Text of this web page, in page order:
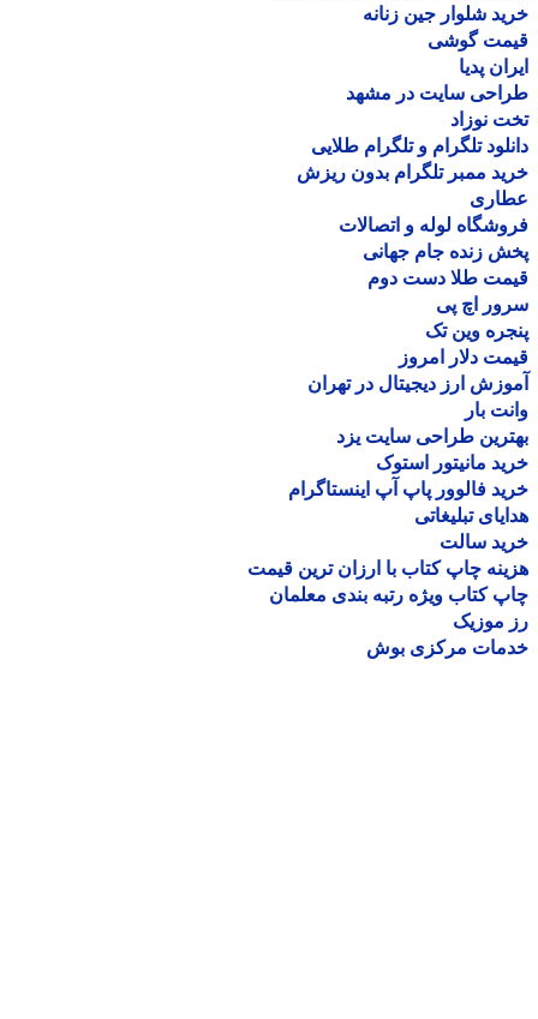
شلوار جین زنانه
گوشی
پدیا
سایت در مشهد
نوزاد
تلگرام و تلگرام طلایی
ممبر تلگرام بدون ریزش
لوله و اتصالات
زنده جام جهانی
طلا دست دوم
اچ پی
وین تک
دلار امروز
ارز دیجیتال در تهران
بار
طراحی سایت یزد
مانیتور استوک
فالوور پاپ آپ اینستاگرام
تبلیغاتی
سالت
چاپ کتاب با ارزان ترین قیمت
کتاب ویژه رتبه بندی معلمان
موزیک
مرکزی بوش